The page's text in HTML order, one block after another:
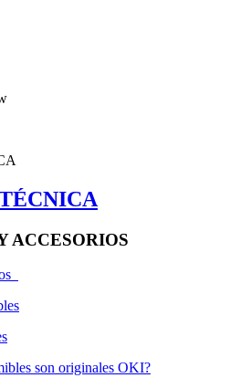
ACCESORIOS
son originales OKI?